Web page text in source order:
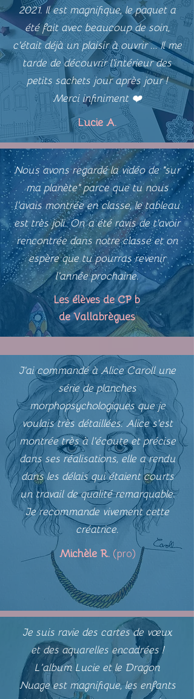
2021. Il est magnifique, le paquet a
été fait avec beaucoup de soin,
c'était déjà un plaisir à ouvrir ... Il me
tarde de découvrir l'intérieur des
petits sachets jour après jour !
Merci infiniment ❤️
Lucie A.
Nous avons regardé la vidéo de "sur
ma planète" parce que tu nous
l'avais montrée en classe, le tableau
est très joli. On a été ravis de t'avoir
rencontrée dans notre classe et on
espère que tu pourras revenir
l'année prochaine.
Les élèves de CP b
de Vallabrègues
J'ai commandé à Alice Caroll une
série de planches
morphopsychologiques que je
voulais très détaillées. Alice s'est
montrée très à l'écoute et précise
dans ses réalisations, elle a rendu
dans les délais qui étaient courts
un travail de qualité remarquable.
Je recommande vivement cette
créatrice.
Michèle R. (pro)
Je suis ravie des cartes de vœux
et des aquarelles encadrées !
L’album Lucie et le Dragon
Nuage est magnifique, les enfants